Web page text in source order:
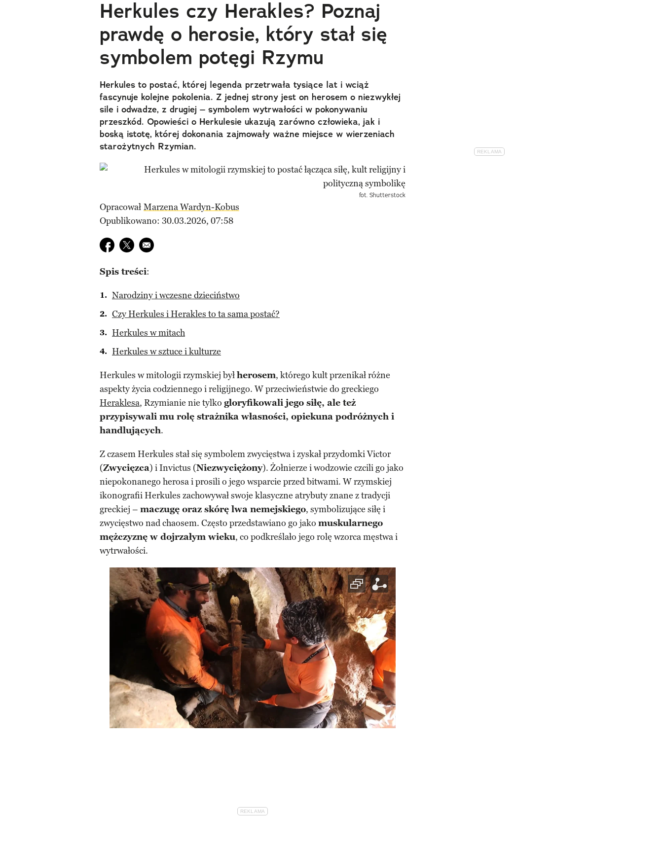
Herkules czy Herakles? Poznaj
prawdę o herosie, który stał się
symbolem potęgi Rzymu
Herkules to postać, której legenda przetrwała tysiące lat i wciąż
fascynuje kolejne pokolenia. Z jednej strony jest on herosem o niezwykłej
sile i odwadze, z drugiej – symbolem wytrwałości w pokonywaniu
przeszkód. Opowieści o Herkulesie ukazują zarówno człowieka, jak i
boską istotę, której dokonania zajmowały ważne miejsce w wierzeniach
starożytnych Rzymian.
fot. Shutterstock
Opracował Marzena Wardyn-Kobus
Opublikowano: 30.03.2026, 07:58
Udostępnij na facebook
Udostępnij na twitter
E-mail do przyjaciela
Spis treści:
Narodziny i wczesne dzieciństwo
Czy Herkules i Herakles to ta sama postać?
Herkules w mitach
Herkules w sztuce i kulturze
Herkules w mitologii rzymskiej byłherosem, którego kult przenikał różne
aspekty życia codziennego i religijnego. W przeciwieństwie do greckiego
Heraklesa, Rzymianie nie tylko gloryfikowali jego siłę, ale też
przypisywali mu rolę strażnika własności, opiekuna podróżnych i
handlujących.
Z czasem Herkules stał się symbolem zwycięstwa i zyskał przydomki Victor
(Zwycięzca) i Invictus (Niezwyciężony). Żołnierze i wodzowie czcili go jako
niepokonanego herosa i prosili o jego wsparcie przed bitwami. W rzymskiej
ikonografii Herkules zachowywał swoje klasyczne atrybuty znane z tradycji
greckiej – maczugę oraz skórę lwa nemejskiego, symbolizujące siłę i
zwycięstwo nad chaosem. Często przedstawiano go jako muskularnego
mężczyznę w dojrzałym wieku, co podkreślało jego rolę wzorca męstwa i
wytrwałości.